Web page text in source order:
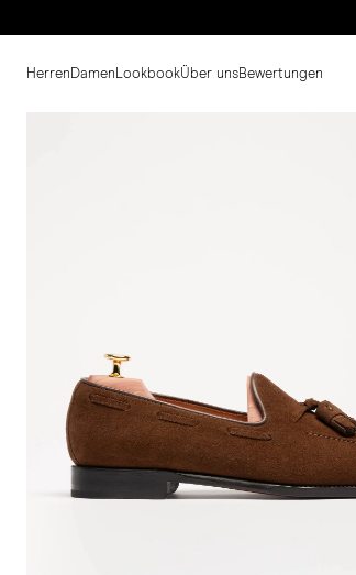
Herren Damen LookbookÜber unsBewertungen